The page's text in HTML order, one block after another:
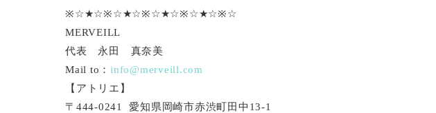
※☆★☆※☆★☆※☆★☆※☆★☆※☆
MERVEILL
代表 永田 真奈美
Mail to：info@merveill.com
【アトリエ】
〒444-0241 愛知県岡崎市赤渋町田中13-1